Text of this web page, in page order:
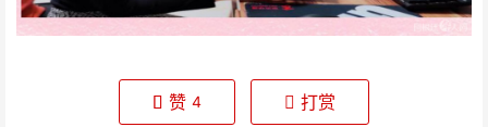
赞 4 打赏